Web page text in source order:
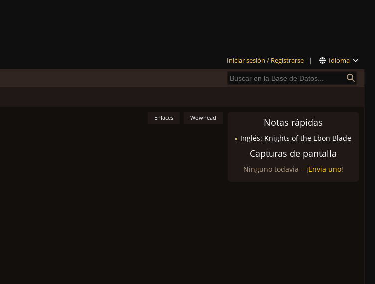
Iniciar sesión / Registrarse | Idioma
Notas rápidas
Inglés: Knights of the Ebon Blade
Capturas de pantalla
Ninguno todavia – ¡Envia uno!
Wowhead
Enlaces